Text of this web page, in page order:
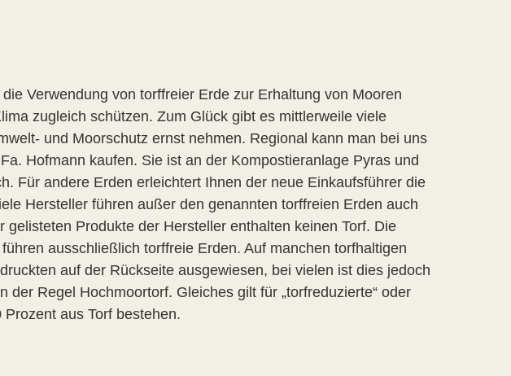
Verwendung von torffreier Erde zur Erhaltung von Mooren
zugleich schützen. Zum Glück gibt es mittlerweile viele
und Moorschutz ernst nehmen. Regional kann man bei uns
Hofmann kaufen. Sie ist an der Kompostieranlage Pyras und
Für andere Erden erleichtert Ihnen der neue Einkaufsführer die
Hersteller führen außer den genannten torffreien Erden auch
Produkte der Hersteller enthalten keinen Torf. Die
ausschließlich torffreie Erden. Auf manchen torfhaltigen
auf der Rückseite ausgewiesen, bei vielen ist dies jedoch
der Regel Hochmoortorf. Gleiches gilt für „torfreduzierte“ oder
aus Torf bestehen.